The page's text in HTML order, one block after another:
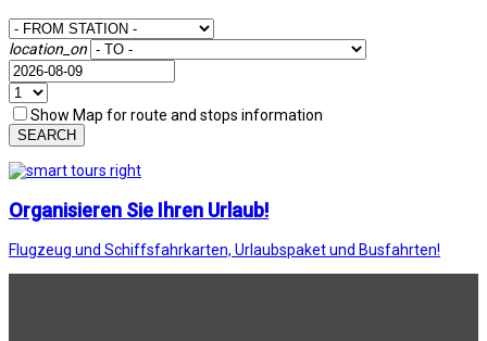
location_on
Show Map for route and stops information
SEARCH
Organisieren Sie Ihren Urlaub!
Flugzeug und Schiffsfahrkarten, Urlaubspaket und Busfahrten!